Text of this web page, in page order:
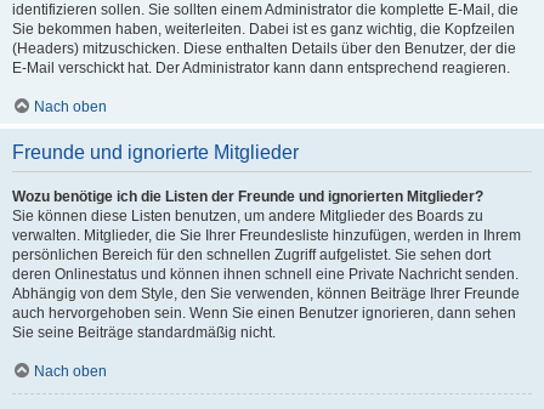
identifizieren sollen. Sie sollten einem Administrator die komplette E-Mail, die
Sie bekommen haben, weiterleiten. Dabei ist es ganz wichtig, die Kopfzeilen
(Headers) mitzuschicken. Diese enthalten Details über den Benutzer, der die
E-Mail verschickt hat. Der Administrator kann dann entsprechend reagieren.
Nach oben
Freunde und ignorierte Mitglieder
Wozu benötige ich die Listen der Freunde und ignorierten Mitglieder?
Sie können diese Listen benutzen, um andere Mitglieder des Boards zu
verwalten. Mitglieder, die Sie Ihrer Freundesliste hinzufügen, werden in Ihrem
persönlichen Bereich für den schnellen Zugriff aufgelistet. Sie sehen dort
deren Onlinestatus und können ihnen schnell eine Private Nachricht senden.
Abhängig von dem Style, den Sie verwenden, können Beiträge Ihrer Freunde
auch hervorgehoben sein. Wenn Sie einen Benutzer ignorieren, dann sehen
Sie seine Beiträge standardmäßig nicht.
Nach oben